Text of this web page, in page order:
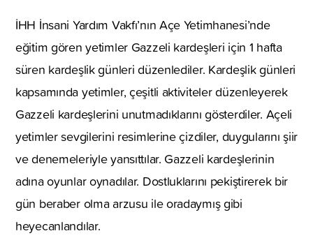
İHH İnsani Yardım Vakfı’nın Açe Yetimhanesi’nde
eğitim gören yetimler Gazzeli kardeşleri için 1 hafta
süren kardeşlik günleri düzenlediler. Kardeşlik günleri
kapsamında yetimler, çeşitli aktiviteler düzenleyerek
Gazzeli kardeşlerini unutmadıklarını gösterdiler. Açeli
yetimler sevgilerini resimlerine çizdiler, duygularını şiir
ve denemeleriyle yansıttılar. Gazzeli kardeşlerinin
adına oyunlar oynadılar. Dostluklarını pekiştirerek bir
gün beraber olma arzusu ile oradaymış gibi
heyecanlandılar.